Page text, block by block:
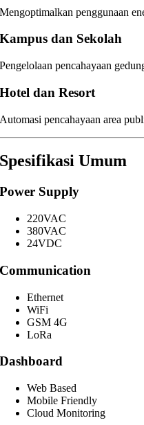
Mengoptimalkan penggunaan
Kampus dan Sekolah
Pengelolaan pencahayaan
Hotel dan Resort
Automasi pencahayaan area
Spesifikasi Umum
Power Supply
220VAC
380VAC
24VDC
Communication
Ethernet
WiFi
GSM 4G
LoRa
Dashboard
Web Based
Mobile Friendly
Cloud Monitoring